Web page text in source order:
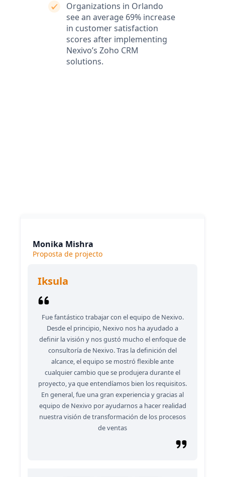
Organizations in Orlando
see an average 69% increase
in customer satisfaction
scores after implementing
Nexivo’s Zoho CRM
solutions.
Monika Mishra
Proposta de projecto
Iksula
Fue fantástico trabajar con el equipo de Nexivo.
Desde el principio, Nexivo nos ha ayudado a
definir la visión y nos gustó mucho el enfoque de
consultoría de Nexivo. Tras la definición del
alcance, el equipo se mostró flexible ante
cualquier cambio que se produjera durante el
proyecto, ya que entendíamos bien los requisitos.
En general, fue una gran experiencia y gracias al
equipo de Nexivo por ayudarnos a hacer realidad
nuestra visión de transformación de los procesos
de ventas